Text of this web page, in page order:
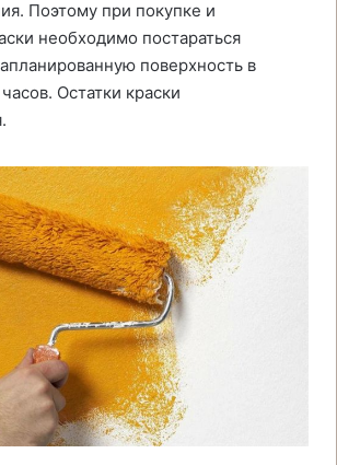
Поэтому при покупке и
необходимо постараться
поверхность в
Остатки краски